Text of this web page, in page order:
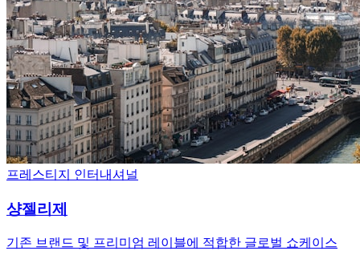
프레스티지 인터내셔널
샹젤리제
기존 브랜드 및 프리미엄 레이블에 적합한 글로벌 쇼케이스